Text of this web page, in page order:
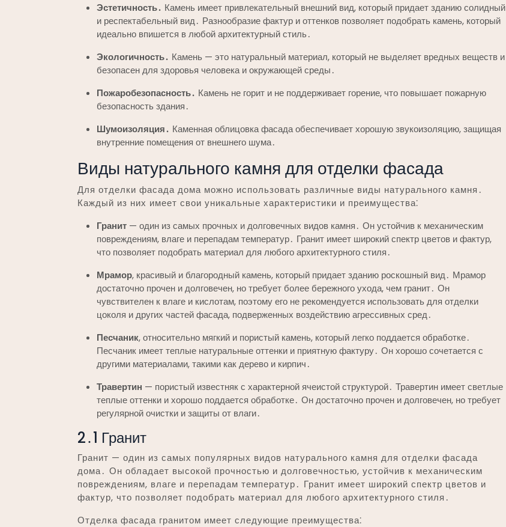
Эстетичность․ Камень имеет привлекательный внешний вид, который придает зданию солидный
и респектабельный вид․ Разнообразие фактур и оттенков позволяет подобрать камень, который
идеально впишется в любой архитектурный стиль․
Экологичность․ Камень — это натуральный материал, который не выделяет вредных веществ и
безопасен для здоровья человека и окружающей среды․
Пожаробезопасность․ Камень не горит и не поддерживает горение, что повышает пожарную
безопасность здания․
Шумоизоляция․ Каменная облицовка фасада обеспечивает хорошую звукоизоляцию, защищая
внутренние помещения от внешнего шума․
Виды натурального камня для отделки фасада
Для отделки фасада дома можно использовать различные виды натурального камня․
Каждый из них имеет свои уникальные характеристики и преимущества⁚
Гранит — один из самых прочных и долговечных видов камня․ Он устойчив к механическим
повреждениям, влаге и перепадам температур․ Гранит имеет широкий спектр цветов и фактур,
что позволяет подобрать материал для любого архитектурного стиля․
Мрамор, красивый и благородный камень, который придает зданию роскошный вид․ Мрамор
достаточно прочен и долговечен, но требует более бережного ухода, чем гранит․ Он
чувствителен к влаге и кислотам, поэтому его не рекомендуется использовать для отделки
цоколя и других частей фасада, подверженных воздействию агрессивных сред․
Песчаник, относительно мягкий и пористый камень, который легко поддается обработке․
Песчаник имеет теплые натуральные оттенки и приятную фактуру․ Он хорошо сочетается с
другими материалами, такими как дерево и кирпич․
Травертин — пористый известняк с характерной ячеистой структурой․ Травертин имеет светлые
теплые оттенки и хорошо поддается обработке․ Он достаточно прочен и долговечен, но требует
регулярной очистки и защиты от влаги․
2․1 Гранит
Гранит — один из самых популярных видов натурального камня для отделки фасада
дома․ Он обладает высокой прочностью и долговечностью, устойчив к механическим
повреждениям, влаге и перепадам температур․ Гранит имеет широкий спектр цветов и
фактур, что позволяет подобрать материал для любого архитектурного стиля․
Отделка фасада гранитом имеет следующие преимущества⁚